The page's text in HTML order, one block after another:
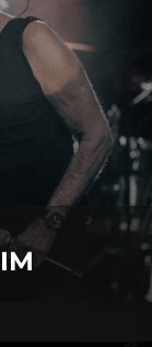
| Insel Mainau